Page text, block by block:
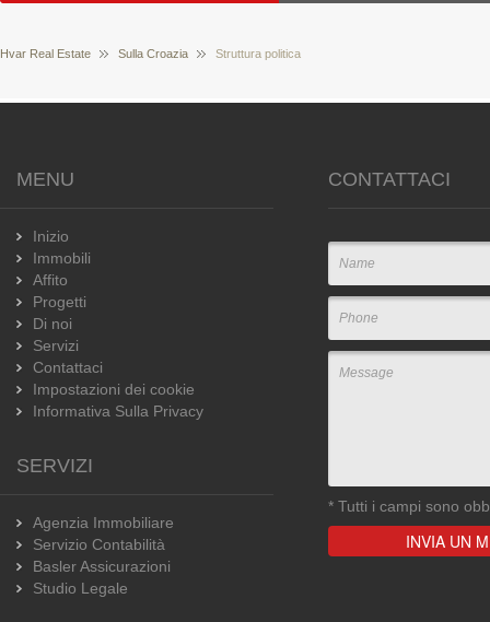
Hvar Real Estate Sulla Croazia Struttura politica
MENU
Inizio
Immobili
Affito
Progetti
Di noi
Servizi
Contattaci
Impostazioni dei cookie
Informativa Sulla Privacy
SERVIZI
Agenzia Immobiliare
Servizio Contabilità
Basler Assicurazioni
Studio Legale
CONTATTACI
* Tutti i campi sono